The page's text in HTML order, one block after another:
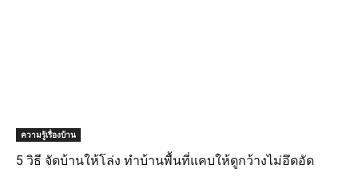
ความรู้เรื่องบ้าน
5 วิธี จัดบ้านให้โล่ง ทำบ้านพื้นที่แคบให้ดูกว้างไม่อึดอัด